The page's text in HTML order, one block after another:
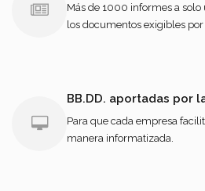
Más de 1000 informes a
los documentos exigibles por
BB.DD. aportadas por
Para que cada empresa
manera informatizada.